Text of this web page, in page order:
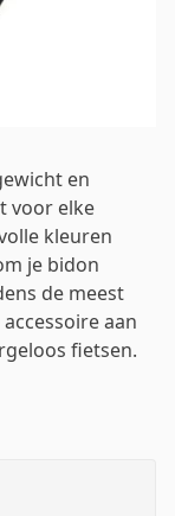
en
voor elke
kleuren
je bidon
de meest
aan
fietsen.